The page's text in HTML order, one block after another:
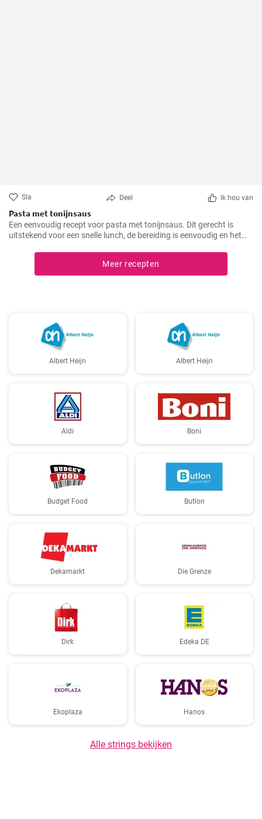
Sla Deel Ik hou van
Pasta met tonijnsaus
Een eenvoudig recept voor pasta met tonijnsaus. Dit gerecht is
uitstekend voor een snelle lunch, de bereiding is eenvoudig en het
Meer recepten
Albert Heijn Albert Heijn
Aldi Boni
Budget Food Butlon
Dekamarkt Die Grenze
Dirk Edeka DE
Ekoplaza Hanos
Alle strings bekijken